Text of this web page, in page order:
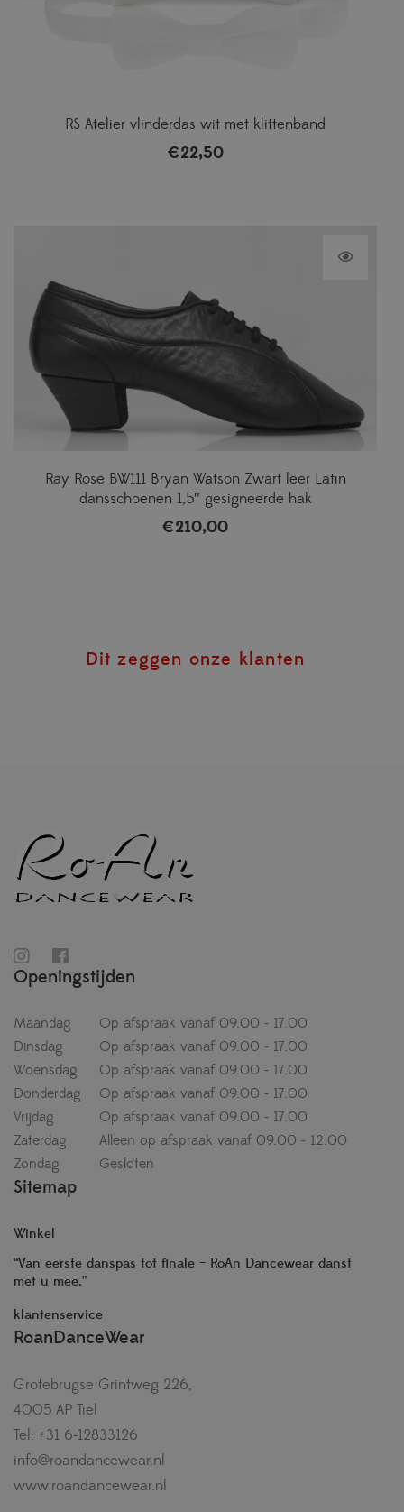
RS Atelier vlinderdas wit met klittenband
€22,50
Ray Rose BW111 Bryan Watson Zwart leer Latin
dansschoenen 1,5″ gesigneerde hak
€210,00
Dit zeggen onze klanten
Openingstijden
Maandag
Op afspraak vanaf 09.00 - 17.00
Dinsdag
Op afspraak vanaf 09.00 - 17.00
Woensdag
Op afspraak vanaf 09.00 - 17.00
Donderdag
Op afspraak vanaf 09.00 - 17.00
Vrijdag
Op afspraak vanaf 09.00 - 17.00
Zaterdag
Alleen op afspraak vanaf 09.00 - 12.00
Zondag
Gesloten
Sitemap
Winkel
“Van eerste danspas tot finale – RoAn Dancewear danst
met u mee.”
klantenservice
RoanDanceWear
Grotebrugse Grintweg 226,
4005 AP Tiel
Tel: +31 6-12833126
info@roandancewear.nl
www.roandancewear.nl